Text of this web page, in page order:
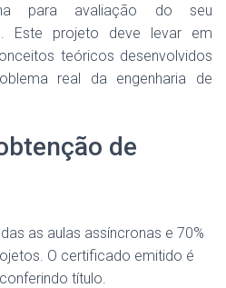
para avaliação do seu
Este projeto deve levar em
teóricos desenvolvidos
real da engenharia de
de
as aulas assíncronas e 70%
O certificado emitido é
título.